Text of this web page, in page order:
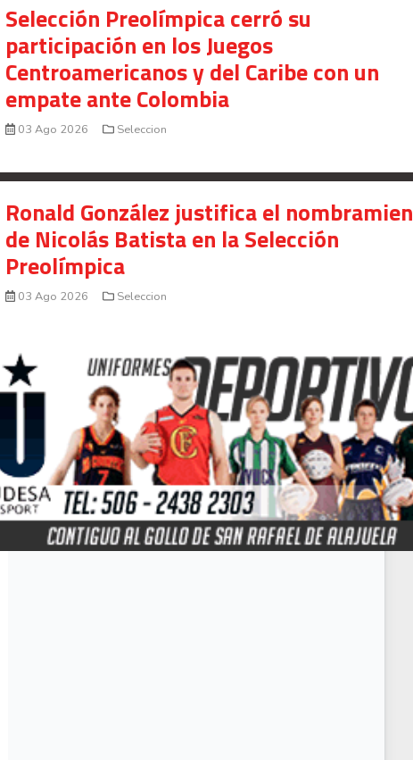
Selección Preolímpica cerró su
participación en los Juegos
Centroamericanos y del Caribe con un
empate ante Colombia
03 Ago 2026 Seleccion
Ronald González justifica el
de Nicolás Batista en la Selección
Preolímpica
03 Ago 2026 Seleccion